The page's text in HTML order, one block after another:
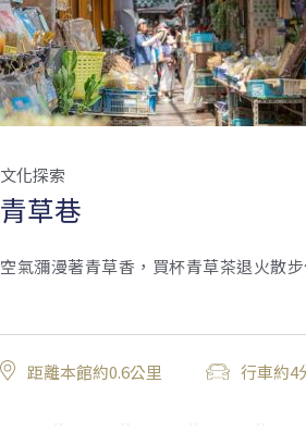
文化探索
青草巷
空氣瀰漫著青草香，買杯青草茶退火散
距離本館約0.6公里 行車約4